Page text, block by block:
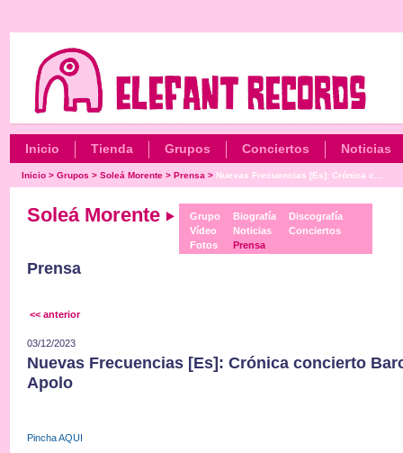
Inicio Tienda Grupos Conciertos Noticias
Inicio> Grupos > Soleá Morente> Prensa > Nuevas Frecuencias [Es]: Crónica c...
Soleá Morente
Grupo
Vídeo
Fotos
Biografía
Noticias
Prensa
Discografía
Conciertos
Prensa
<< anterior
03/12/2023
Nuevas Frecuencias [Es]: Crónica concierto
Apolo
Pincha AQUI